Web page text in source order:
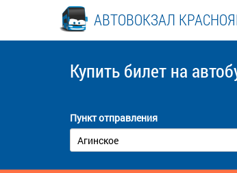
АВТОВОКЗАЛ
Купить билет на
Пункт отправления